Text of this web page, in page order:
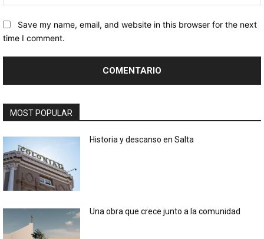
Save my name, email, and website in this browser for the next
time I comment.
MOST POPULAR
Historia y descanso en Salta
Una obra que crece junto a la comunidad